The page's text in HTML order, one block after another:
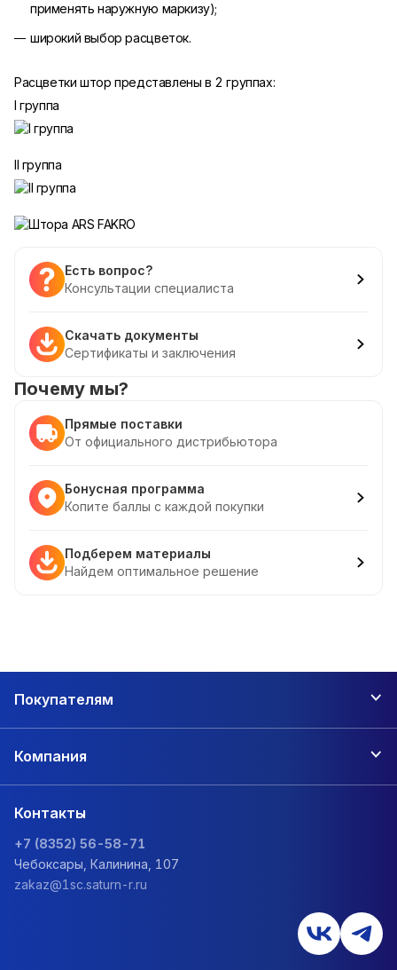
применять наружную маркизу);
широкий выбор расцветок.
Расцветки штор представлены в 2 группах:
I группа
II группа
Есть вопрос?
Консультации специалиста
Скачать документы
Сертификаты и заключения
Почему мы?
Прямые поставки
От официального дистрибьютора
Бонусная программа
Копите баллы с каждой покупки
Подберем материалы
Найдем оптимальное решение
Покупателям
Компания
Контакты
+7 (8352) 56-58-71
Чебоксары, Калинина, 107
zakaz@1sc.saturn-r.ru